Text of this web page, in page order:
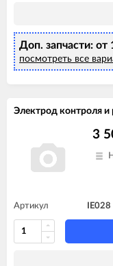
Доп. запчасти: от
посмотреть все
Электрод контроля и
3
Артикул IE028